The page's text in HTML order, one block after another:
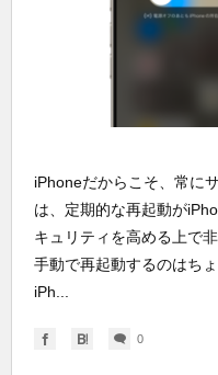
iPhoneだからこそ、常に
は、定期的な再起動が
キュリティを高める上で
手動で再起動するのはち
iPh...
0